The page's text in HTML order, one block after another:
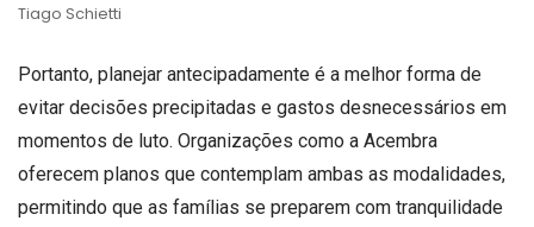
Tiago Schietti
Portanto, planejar antecipadamente é a melhor forma de
evitar decisões precipitadas e gastos desnecessários em
momentos de luto. Organizações como a Acembra
oferecem planos que contemplam ambas as modalidades,
permitindo que as famílias se preparem com tranquilidade